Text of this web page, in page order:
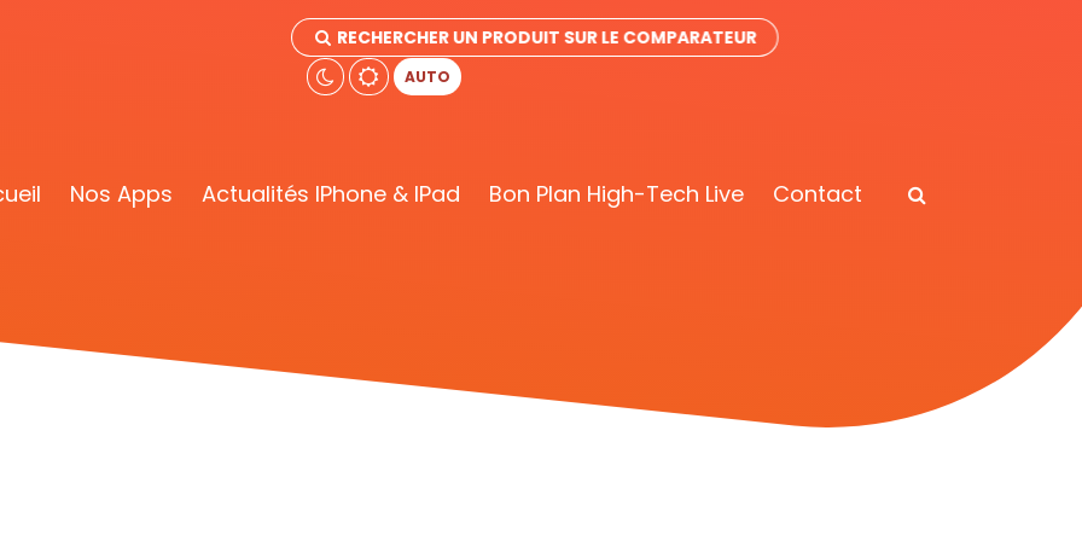
RECHERCHER UN PRODUIT SUR LE COMPARATEUR
AUTO
Nos Apps Actualités IPhone & IPad Bon Plan High-Tech Live Contact